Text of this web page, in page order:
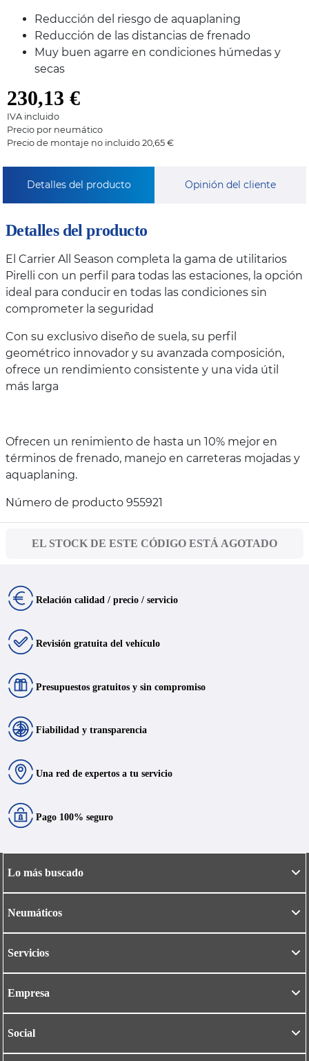
Reducción del riesgo de aquaplaning
Reducción de las distancias de frenado
Muy buen agarre en condiciones húmedas y
secas
230,13 €
IVA incluido
Precio por neumático
Precio de montaje no incluido 20,65 €
Detalles del producto Opinión del cliente
Detalles del producto
El Carrier All Season completa la gama de utilitarios
Pirelli con un perfil para todas las estaciones, la opción
ideal para conducir en todas las condiciones sin
comprometer la seguridad
Con su exclusivo diseño de suela, su perfil
geométrico innovador y su avanzada composición,
ofrece un rendimiento consistente y una vida útil
más larga
Ofrecen un renimiento de hasta un 10% mejor en
términos de frenado, manejo en carreteras mojadas y
aquaplaning.
Número de producto 955921
EL STOCK DE ESTE CÓDIGO ESTÁ AGOTADO
Relación calidad / precio / servicio
Revisión gratuita del vehículo
Presupuestos gratuitos y sin compromiso
Fiabilidad y transparencia
Una red de expertos a tu servicio
Pago 100% seguro
Lo más buscado
Neumáticos
Servicios
Empresa
Social